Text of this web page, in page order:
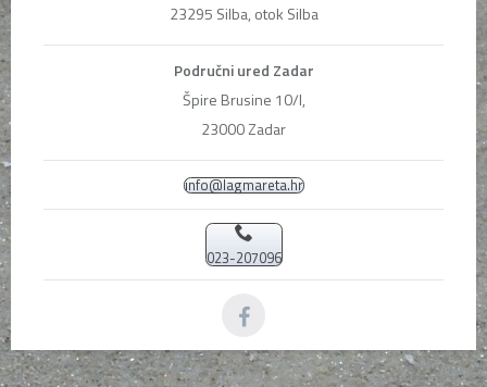
23295 Silba, otok Silba
Područni ured Zadar
Špire Brusine 10/I,
23000 Zadar
info@lagmareta.hr
023-207096